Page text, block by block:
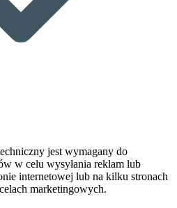
jest wymagany do
w celu wysyłania reklam lub
internetowej lub na kilku stronach
marketingowych.